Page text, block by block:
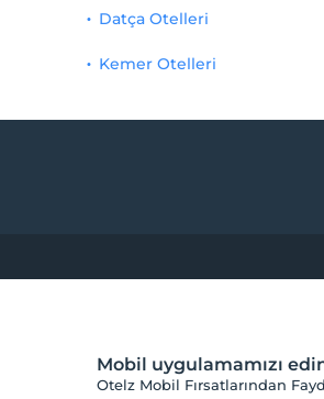
Datça Otelleri
Kemer Otelleri
Mobil uygulamamızı
Otelz Mobil Fırsatlarından